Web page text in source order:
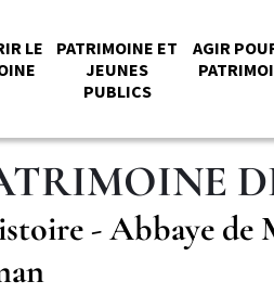
LE
PATRIMOINE ET
JEUNES
PUBLICS
AGIR
- Abbaye de